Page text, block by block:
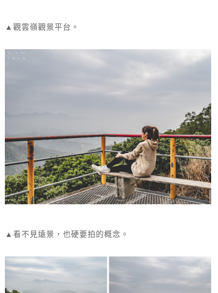
▲觀雲嶺觀景平台。
▲看不見遠景，也硬要拍的概念。